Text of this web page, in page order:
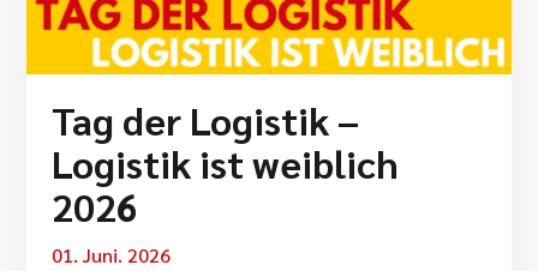
Tag der Logistik –
Logistik ist weiblich
2026
01. Juni. 2026